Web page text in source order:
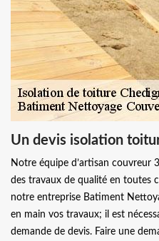
Un devis isolation
Notre équipe d’artisan couvreur
des travaux de qualité en toutes
notre entreprise Batiment
en main vos travaux; il est
demande de devis. Faire une